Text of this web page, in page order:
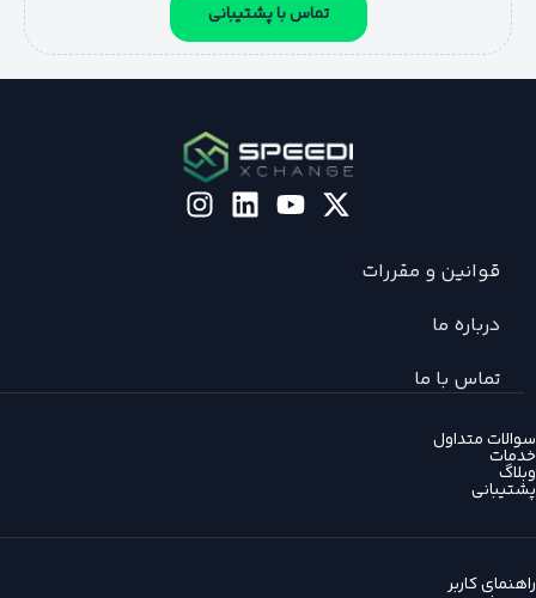
تماس با پشتیبانی
قوانین و مقررات
درباره ما
تماس با ما
سوالات متداول
خدمات
وبلاگ
پشتیبانی
راهنمای کاربر